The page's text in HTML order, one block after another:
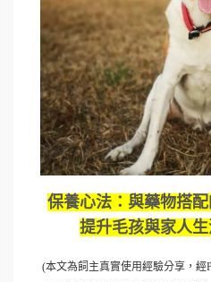
保養心法：與藥物搭
提升毛孩與家人
(本文為飼主真實使用經驗分享，經